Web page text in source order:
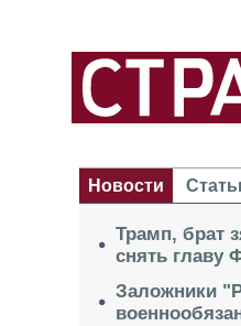
Новости
Трамп, брат
снять
Заложники